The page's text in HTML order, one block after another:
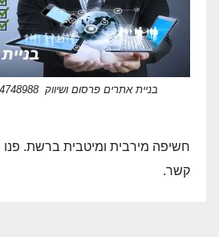
בניית אתרים פרסום ושיווק 0524748988
חשיפה מירבית ומיטבית ברשת. פנו
קשר.